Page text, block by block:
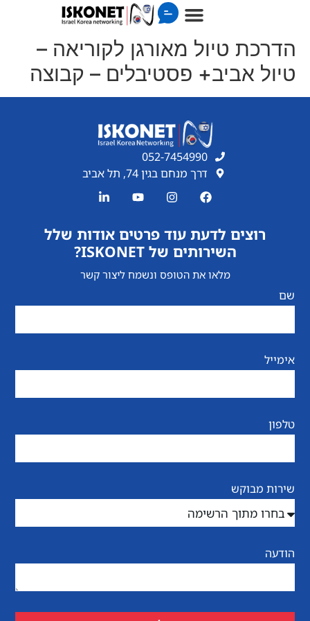
הדרכת טיול מאורגן לקוריאה –
טיול אביב+ פסטיבלים – קבוצה
052-7454990
דרך מנחם בגין 74, תל אביב
רוצים לדעת עוד פרטים אודות שלל
השירותים של ISKONET?
מלאו את הטופס ונשמח ליצור קשר
שם
אימייל
טלפון
שירות מבוקש
הודעה